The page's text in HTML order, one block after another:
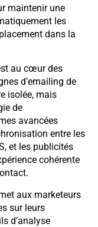
maintenir une
les
dans la
au cœur des
d’emailing de
isolée, mais
de
avancées
entre les
et les publicités
cohérente
aux marketeurs
sur leurs
d’analyse